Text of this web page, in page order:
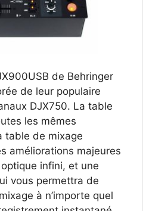
de Behringer
de leur populaire
DJX750. La table
les mêmes
table de mixage
améliorations majeures
infini, et une
vous permettra de
à n’importe quel